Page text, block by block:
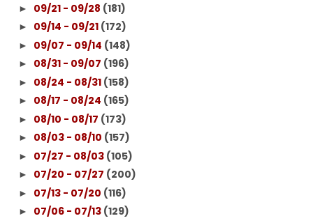
► 09/21 - 09/28 (181)
► 09/14 - 09/21 (172)
► 09/07 - 09/14 (148)
► 08/31 - 09/07 (196)
► 08/24 - 08/31 (158)
► 08/17 - 08/24 (165)
► 08/10 - 08/17 (173)
► 08/03 - 08/10 (157)
► 07/27 - 08/03 (105)
► 07/20 - 07/27 (200)
► 07/13 - 07/20 (116)
► 07/06 - 07/13 (129)